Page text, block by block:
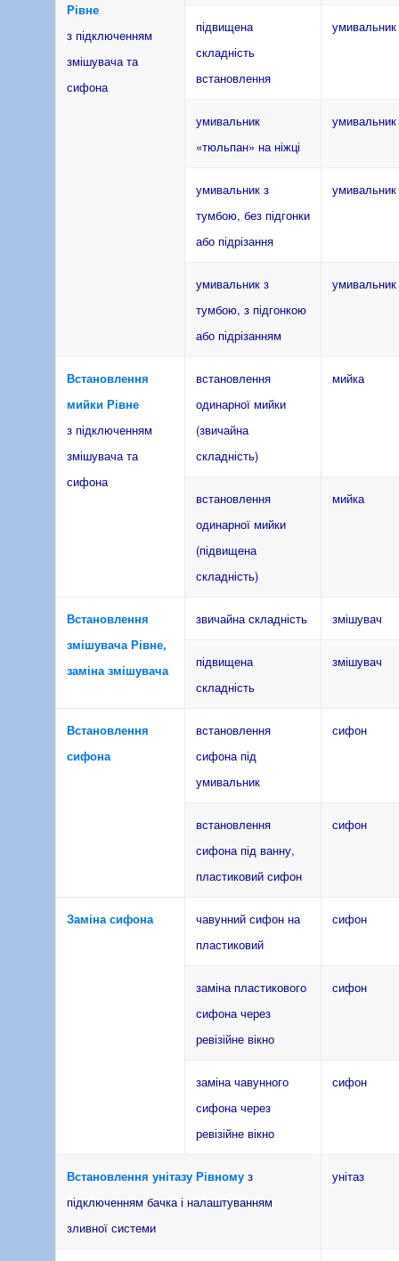
Рівне
з підключенням
змішувача та
сифона
підвищена
складність
встановлення
умивальник
умивальник
«тюльпан» на ніжці
умивальник
умивальник з
тумбою, без підгонки
або підрізання
умивальник
умивальник з
тумбою, з підгонкою
або підрізанням
умивальник
Встановлення
мийки Рівне
з підключенням
змішувача та
сифона
встановлення
одинарної мийки
(звичайна
складність)
мийка
встановлення
одинарної мийки
(підвищена
складність)
мийка
Встановлення
змішувача Рівне,
заміна змішувача
звичайна складність змішувач
підвищена
складність
змішувач
Встановлення
сифона
встановлення
сифона під
умивальник
сифон
встановлення
сифона під ванну,
пластиковий сифон
сифон
Заміна сифона
чавунний сифон на
пластиковий
сифон
заміна пластикового
сифона через
ревізійне вікно
сифон
заміна чавунного
сифона через
ревізійне вікно
сифон
Встановлення унітазу Рівному з
підключенням бачка і налаштуванням
зливної системи
унітаз